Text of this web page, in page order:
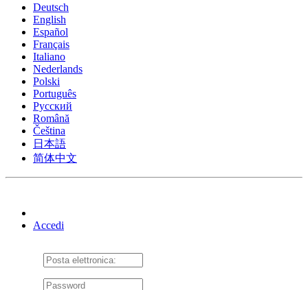
Deutsch
English
Español
Français
Italiano
Nederlands
Polski
Português
Pусский
Română
Čeština
日本語
简体中文
Accedi